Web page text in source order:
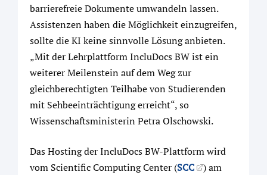
barrierefreie Dokumente umwandeln lassen.
Assistenzen haben die Möglichkeit einzugreifen,
sollte die KI keine sinnvolle Lösung anbieten.
„Mit der Lehrplattform IncluDocs BW ist ein
weiterer Meilenstein auf dem Weg zur
gleichberechtigten Teilhabe von Studierenden
mit Sehbeeinträchtigung erreicht“, so
Wissenschaftsministerin Petra Olschowski.
Das Hosting der IncluDocs BW-Plattform wird
vom Scientific Computing Center (SCC
) am